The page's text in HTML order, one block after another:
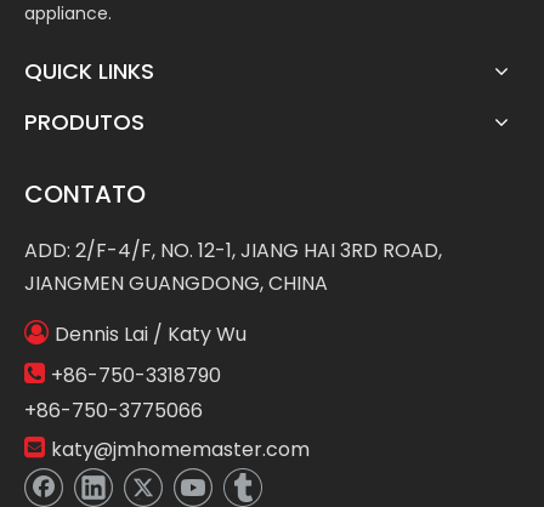
appliance.
QUICK LINKS
PRODUTOS
CONTATO
ADD: 2/F-4/F, NO. 12-1, JIANG HAI 3RD ROAD,
JIANGMEN GUANGDONG, CHINA
 Dennis Lai / Katy Wu
 +86-750-3318790
+86-750-3775066
 katy@jmhomemaster.com